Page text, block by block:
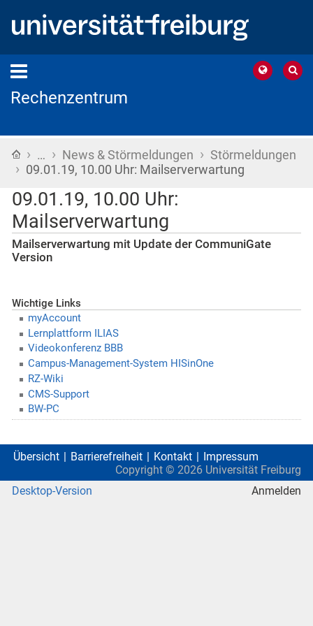
Rechenzentrum
Startseite
› … › News & Störmeldungen › Störmeldungen
› 09.01.19, 10.00 Uhr: Mailserverwartung
09.01.19, 10.00 Uhr:
Mailserverwartung
Mailserverwartung mit Update der CommuniGate
Version
Wichtige Links
myAccount
Lernplattform ILIAS
Videokonferenz BBB
Campus-Management-System HISinOne
RZ-Wiki
CMS-Support
BW-PC
Übersicht Barrierefreiheit Kontakt
Impressum
Copyright © 2026 Universität Freiburg
Desktop-Version
Anmelden